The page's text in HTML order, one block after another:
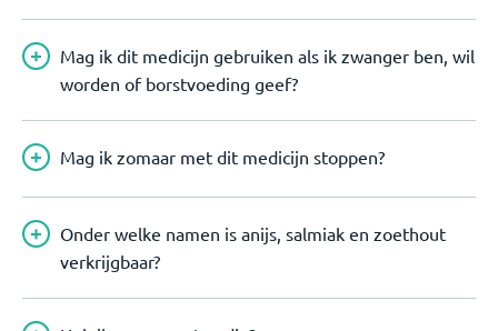
Mag ik dit medicijn gebruiken als ik zwanger ben, wil
worden of borstvoeding geef?
Mag ik zomaar met dit medicijn stoppen?
Onder welke namen is anijs, salmiak en zoethout
verkrijgbaar?